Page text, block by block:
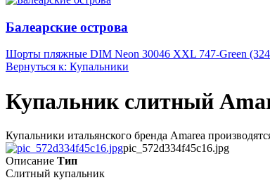
Балеарские острова
Шорты пляжные DIM Neon 30046 XXL 747-Green
Вернуться к: Купальники
Купальник слитный
Купальники итальянского бренда Amarea
pic_572d334f45c16.jpg
Описание Тип
Слитный купальник